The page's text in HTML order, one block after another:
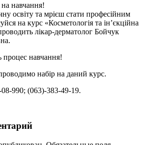
навчання!
освіту та мрієш стати професійним
на курс «Косметологія та ін’єкційна
лікар-дерматолог Бойчук
процес навчання!
набір на даний курс.
990; (063)-383-49-19.